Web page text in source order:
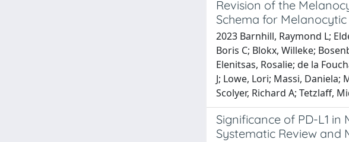
Revision of the
Schema for
2023 Barnhill, Raymond L;
Boris C; Blokx, Willeke;
Elenitsas, Rosalie; de la
J; Lowe, Lori; Massi, Daniela;
Scolyer, Richard A; Tetzlaff,
Significance of PD-L1
Systematic Review and